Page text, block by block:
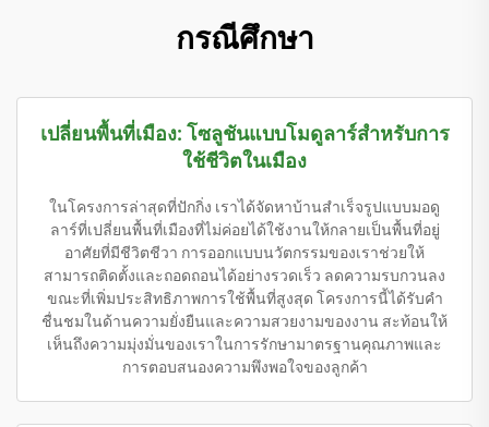
กรณีศึกษา
เปลี่ยนพื้นที่เมือง: โซลูชันแบบโมดูลาร์สำหรับการ
ใช้ชีวิตในเมือง
ในโครงการล่าสุดที่ปักกิ่ง เราได้จัดหาบ้านสำเร็จรูปแบบมอดู
ลาร์ที่เปลี่ยนพื้นที่เมืองที่ไม่ค่อยได้ใช้งานให้กลายเป็นพื้นที่อยู่
อาศัยที่มีชีวิตชีวา การออกแบบนวัตกรรมของเราช่วยให้
สามารถติดตั้งและถอดถอนได้อย่างรวดเร็ว ลดความรบกวนลง
ขณะที่เพิ่มประสิทธิภาพการใช้พื้นที่สูงสุด โครงการนี้ได้รับคำ
ชื่นชมในด้านความยั่งยืนและความสวยงามของงาน สะท้อนให้
เห็นถึงความมุ่งมั่นของเราในการรักษามาตรฐานคุณภาพและ
การตอบสนองความพึงพอใจของลูกค้า